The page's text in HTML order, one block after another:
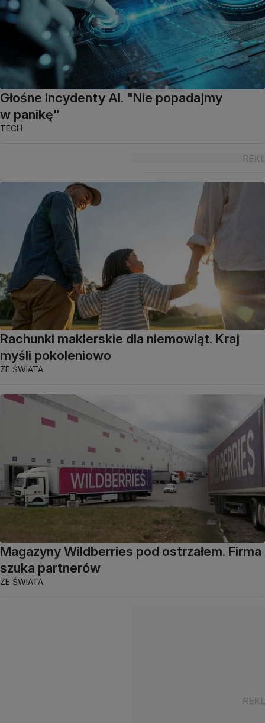
Głośne incydenty AI. "Nie popadajmy
w panikę"
TECH
Rachunki maklerskie dla niemowląt. Kraj
myśli pokoleniowo
ZE ŚWIATA
Magazyny Wildberries pod ostrzałem. Firma
szuka partnerów
ZE ŚWIATA